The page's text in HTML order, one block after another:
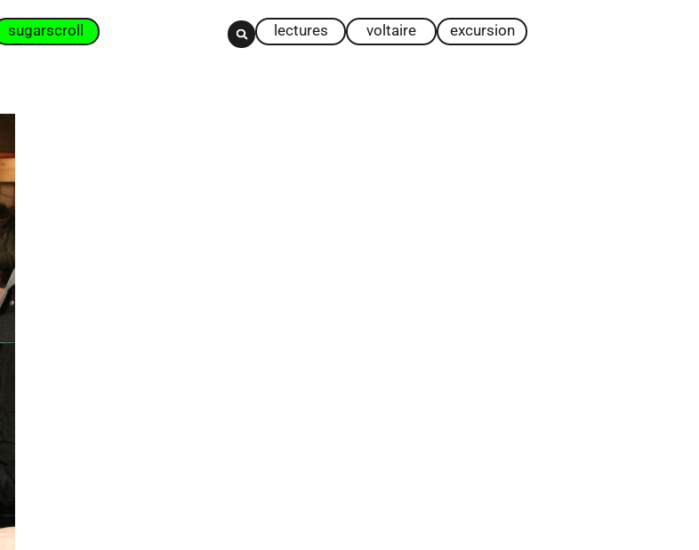
sugarscroll lectures voltaire excursion